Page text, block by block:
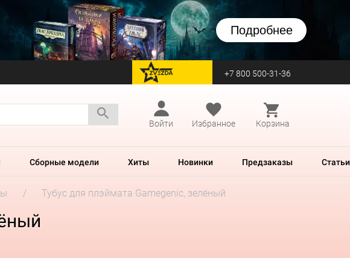
Подробнее
перейти на Zvezda +7 800 500-31-36
Войти
Избранное Корзина
Сборные модели Хиты Новинки Предзаказы Статьи
Тубус для плэймата Gamegenic, зелёный